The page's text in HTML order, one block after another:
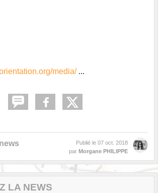
media/...
Publié le 07 oct. 2018
par Morgane PHILIPPE
LA NEWS